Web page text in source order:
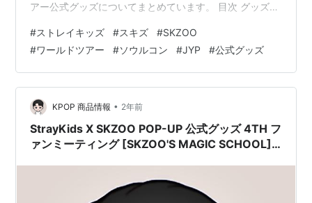
アー公式グッズについてまとめています。 目次 グッズ内
紹介！ ｢TikTok Lite｣はTikTokより容量が小さく、データ
通信量も少ないため、スマホの容量が少ない方やデータ
通信料を節約したい方にオススメのアプリです。 アプリ
比較 TikTok Lite T…
#ストレイキッズ #スキズ #SKZOO
#ワールドツアー #ソウルコン #JYP #公式グッズ
KPOP 商品情報 • 2年前
StrayKids X SKZOO POP-UP 公式グッズ 4TH フ
ァンミーティング [SKZOO'S MAGIC SCHOOL]